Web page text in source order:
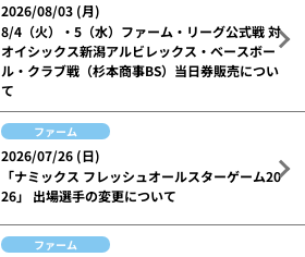
2026/08/03 (月)
8/4（火）・5（水）ファーム・リーグ公式戦 対
オイシックス新潟アルビレックス・ベースボー
ル・クラブ戦（杉本商事BS）当日券販売につい
て
ファーム
2026/07/26 (日)
「ナミックス フレッシュオールスターゲーム20
26」 出場選手の変更について
ファーム